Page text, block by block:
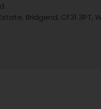
Bridgend, CF31 3PT,